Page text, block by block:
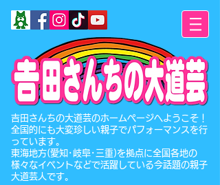
​吉田さんちの大道芸のホームページへようこそ！
全国的にも大変珍しい親子でパフォーマンスを行
っています。
東海地方(愛知･岐阜･三重)を拠点に全国各地の
様々なイベントなどで活躍している今話題の親子
大道芸人です。